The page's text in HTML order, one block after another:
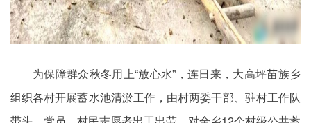
为保障群众秋冬用上“放心水”，连日来，大高坪苗族乡
组织各村开展蓄水池清淤工作，由村两委干部、驻村工作队